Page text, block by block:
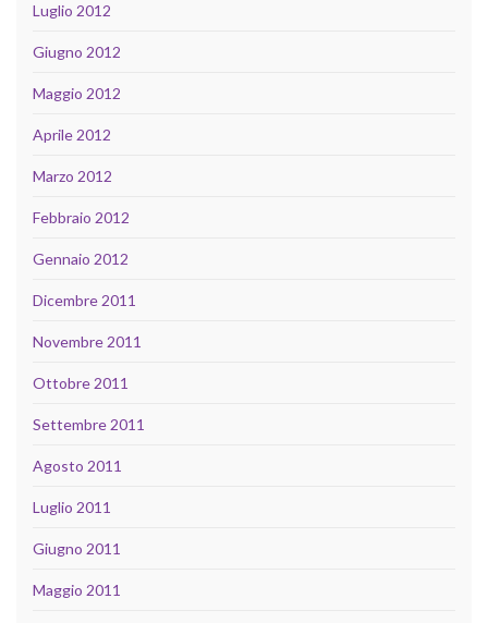
Luglio 2012
Giugno 2012
Maggio 2012
Aprile 2012
Marzo 2012
Febbraio 2012
Gennaio 2012
Dicembre 2011
Novembre 2011
Ottobre 2011
Settembre 2011
Agosto 2011
Luglio 2011
Giugno 2011
Maggio 2011